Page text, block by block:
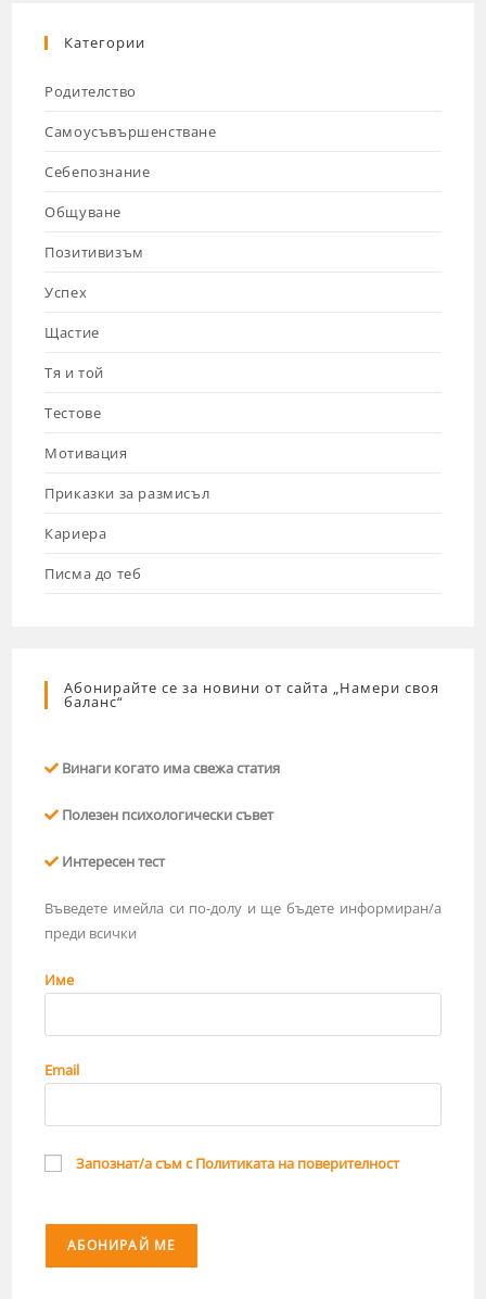
Категории
Родителство
Самоусъвършенстване
Себепознание
Общуване
Позитивизъм
Успех
Щастие
Тя и той
Тестове
Мотивация
Приказки за размисъл
Кариера
Писма до теб
Абонирайте се за новини от сайта „Намери своя
баланс“
Винаги когато има свежа статия
Полезен психологически съвет
Интересен тест
Въведете имейла си по-долу и ще бъдете информиран/а
преди всички
Име
Email
Запознат/а съм с Политиката на поверителност